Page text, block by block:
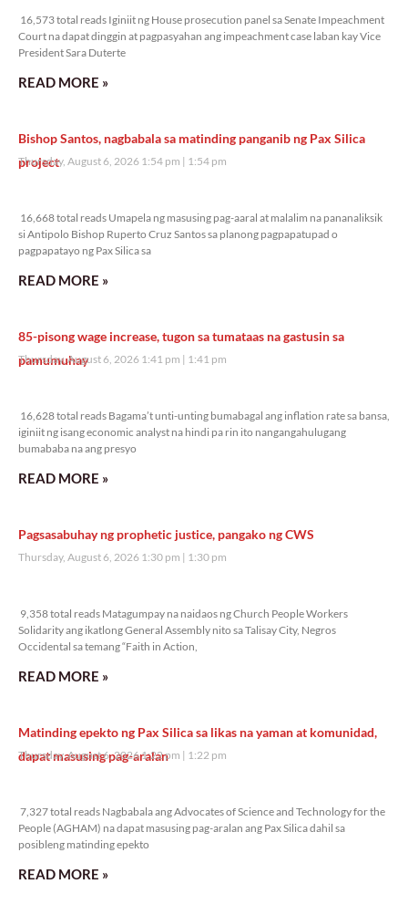
16,573 total reads Iginiit ng House prosecution panel sa Senate Impeachment
Court na dapat dinggin at pagpasyahan ang impeachment case laban kay Vice
President Sara Duterte
READ MORE »
Bishop Santos, nagbabala sa matinding panganib ng Pax Silica
project
Thursday, August 6, 2026 1:54 pm 1:54 pm
16,668 total reads Umapela ng masusing pag-aaral at malalim na pananaliksik
si Antipolo Bishop Ruperto Cruz Santos sa planong pagpapatupad o
pagpapatayo ng Pax Silica sa
READ MORE »
85-pisong wage increase, tugon sa tumataas na gastusin sa
pamumuhay
Thursday, August 6, 2026 1:41 pm 1:41 pm
16,628 total reads Bagama’t unti-unting bumabagal ang inflation rate sa bansa,
iginiit ng isang economic analyst na hindi pa rin ito nangangahulugang
bumababa na ang presyo
READ MORE »
Pagsasabuhay ng prophetic justice, pangako ng CWS
Thursday, August 6, 2026 1:30 pm 1:30 pm
9,358 total reads Matagumpay na naidaos ng Church People Workers
Solidarity ang ikatlong General Assembly nito sa Talisay City, Negros
Occidental sa temang “Faith in Action,
READ MORE »
Matinding epekto ng Pax Silica sa likas na yaman at komunidad,
dapat masusing pag-aralan
Thursday, August 6, 2026 1:22 pm 1:22 pm
7,327 total reads Nagbabala ang Advocates of Science and Technology for the
People (AGHAM) na dapat masusing pag-aralan ang Pax Silica dahil sa
posibleng matinding epekto
READ MORE »